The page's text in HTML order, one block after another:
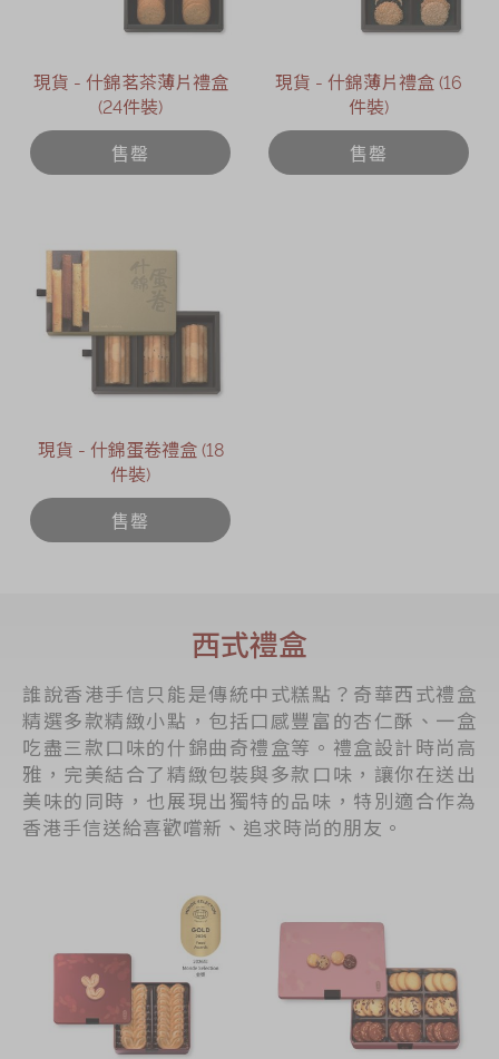
現貨 - 什錦茗茶薄片禮盒
(24件裝)
售罄
現貨 - 什錦薄片禮盒 (16
件裝)
售罄
現貨 - 什錦蛋卷禮盒 (18
件裝)
售罄
西式禮盒
誰說香港手信只能是傳統中式糕點？奇華西式禮盒
精選多款精緻小點，包括口感豐富的杏仁酥、一盒
吃盡三款口味的什錦曲奇禮盒等。禮盒設計時尚高
雅，完美結合了精緻包裝與多款口味，讓你在送出
美味的同時，也展現出獨特的品味，特別適合作為
香港手信送給喜歡嚐新、追求時尚的朋友。